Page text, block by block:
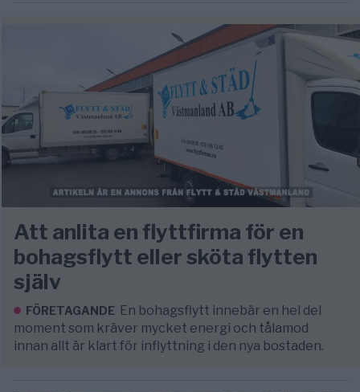
Att anlita en flyttfirma för en
bohagsflytt eller sköta flytten
själv
FÖRETAGANDE En bohagsflytt innebär en hel del
moment som kräver mycket energi och tålamod
innan allt är klart för inflyttning i den nya bostaden.